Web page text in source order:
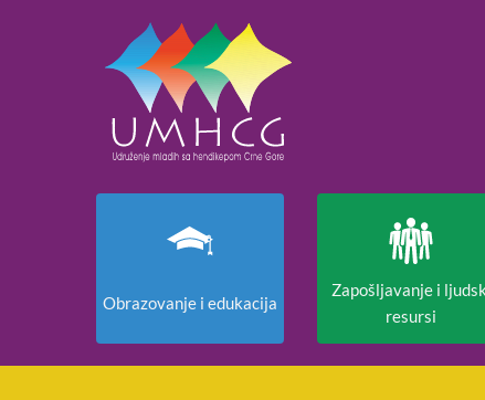
Obrazovanje i edukacija
Zapošljavanje i
resursi